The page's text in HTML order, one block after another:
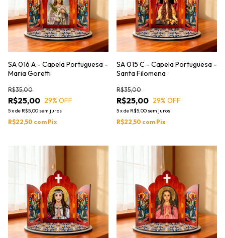
SA 016 A - Capela Portuguesa -
Maria Goretti
R$25,00
R$35,00
29% OFF
5xde R$5,00 sem juros
R$22,50 com Pix
SA 015 C - Capela Portuguesa -
Santa Filomena
R$25,00
R$35,00
29% OFF
5xde R$5,00 sem juros
R$22,50 com Pix